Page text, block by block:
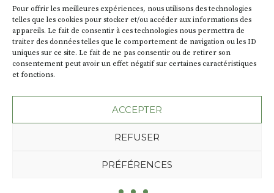
Pour offrir les meilleures expériences, nous utilisons des technologies
telles que les cookies pour stocker et/ou accéder aux informations des
appareils. Le fait de consentir à ces technologies nous permettra de
traiter des données telles que le comportement de navigation ou les ID
uniques sur ce site. Le fait de ne pas consentir ou de retirer son
consentement peut avoir un effet négatif sur certaines caractéristiques
et fonctions.
ACCEPTER
REFUSER
PRÉFÉRENCES
d’autres activités culturelles de
la Petite Cité de Caractère. Par
exemple, l’installationCochon
Charbons’inscrit comme en
« off » du festival d’Auzon 2026
SA D’où vient le nom :Fumoir?
BT C’est le terme employé dans
les actes de propriété du lieu.
c’était un saloir et
Suivez toute l'actu de Strada
Politique de confidentialité